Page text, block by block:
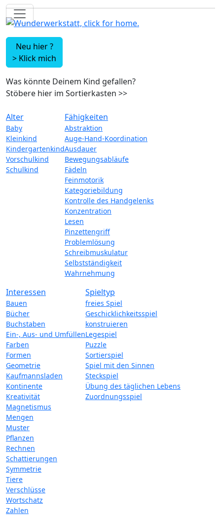
Neu hier ?
> Klick mich
Was könnte Deinem Kind gefallen?
Stöbere hier im Sortierkasten >>
Alter
Baby
Kleinkind
Kindergartenkind
Vorschulkind
Schulkind
Fähigkeiten
Abstraktion
Auge-Hand-Koordination
Ausdauer
Bewegungsabläufe
Fädeln
Feinmotorik
Kategoriebildung
Kontrolle des Handgelenks
Konzentration
Lesen
Pinzettengriff
Problemlösung
Schreibmuskulatur
Selbstständigkeit
Wahrnehmung
Interessen
Bauen
Bücher
Buchstaben
Ein-, Aus- und Umfüllen
Farben
Formen
Geometrie
Kaufmannsladen
Kontinente
Kreativität
Magnetismus
Mengen
Muster
Pflanzen
Rechnen
Schattierungen
Symmetrie
Tiere
Verschlüsse
Wortschatz
Zahlen
Spieltyp
freies Spiel
Geschicklichkeitsspiel
konstruieren
Legespiel
Puzzle
Sortierspiel
Spiel mit den Sinnen
Steckspiel
Übung des täglichen Lebens
Zuordnungsspiel